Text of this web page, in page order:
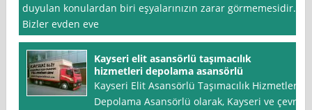
duyulan konulardan biri eşyalarınızın zarar görmemesidir.
Bizler evden eve
Kayseri elit asansörlü taşımacılık
hizmetleri depolama asansörlü
Kayseri Elit Asansörlü Taşımacılık Hizmetleri
Depolama Asansörlü olarak, Kayseri ve çevre